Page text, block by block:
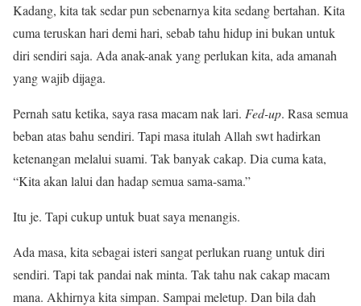
Kadang, kita tak sedar pun sebenarnya kita sedang bertahan. Kita
cuma teruskan hari demi hari, sebab tahu hidup ini bukan untuk
diri sendiri saja. Ada anak-anak yang perlukan kita, ada amanah
yang wajib dijaga.
Pernah satu ketika, saya rasa macam nak lari. Fed-up. Rasa semua
beban atas bahu sendiri. Tapi masa itulah Allah swt hadirkan
ketenangan melalui suami. Tak banyak cakap. Dia cuma kata,
“Kita akan lalui dan hadap semua sama-sama.”
Itu je. Tapi cukup untuk buat saya menangis.
Ada masa, kita sebagai isteri sangat perlukan ruang untuk diri
sendiri. Tapi tak pandai nak minta. Tak tahu nak cakap macam
mana. Akhirnya kita simpan. Sampai meletup. Dan bila dah